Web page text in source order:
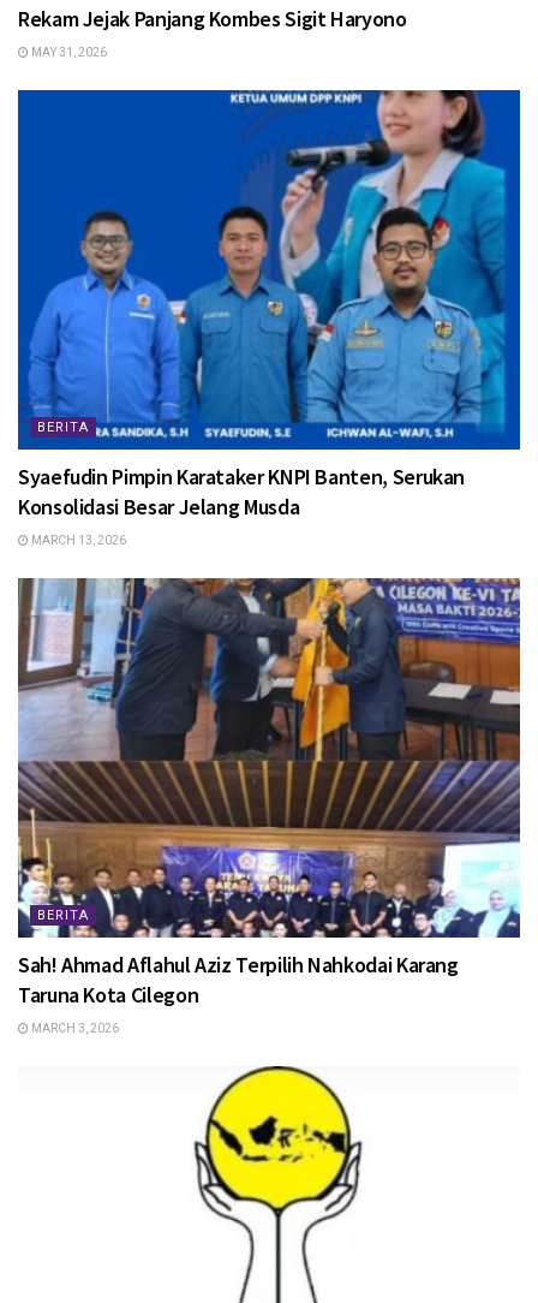
Rekam Jejak Panjang Kombes Sigit Haryono
MAY 31, 2026
BERITA
Syaefudin Pimpin Karataker KNPI Banten, Serukan
Konsolidasi Besar Jelang Musda
MARCH 13, 2026
BERITA
Sah! Ahmad Aflahul Aziz Terpilih Nahkodai Karang
Taruna Kota Cilegon
MARCH 3, 2026